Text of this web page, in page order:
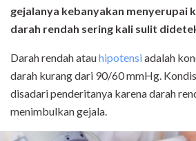
gejalanya kebanyakan menyerupai
darah rendah sering kali sulit
Darah rendah atauhipotensiadalah
darah kurang dari 90/60 mmHg.
disadari penderitanya karena darah
menimbulkan gejala.